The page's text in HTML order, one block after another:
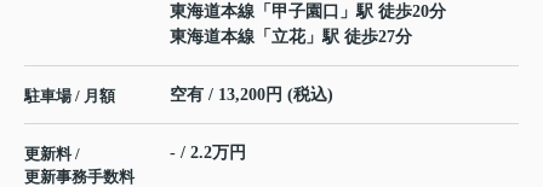
東海道本線 「 甲子園口 」駅 徒歩20分
東海道本線 「 立花」駅 徒歩27分
駐車場 / 月額 空有 / 13,200円 (税込)
更新料 /
更新事務手数料
- / 2.2万円